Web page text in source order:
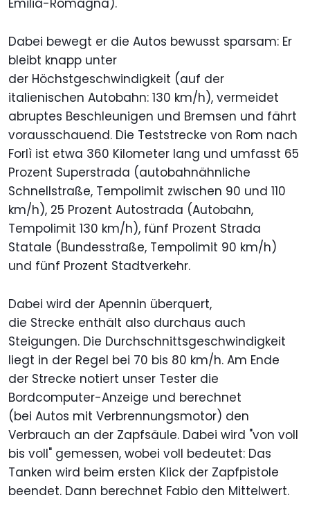
Dabei bewegt er die Autos bewusst sparsam: Er
bleibt knapp unter
der Höchstgeschwindigkeit (auf der
italienischen Autobahn: 130 km/h), vermeidet
abruptes Beschleunigen und Bremsen und fährt
vorausschauend. Die Teststrecke von Rom nach
Forlì ist etwa 360 Kilometer lang und umfasst 65
Prozent Superstrada (autobahnähnliche
Schnellstraße, Tempolimit zwischen 90 und 110
km/h), 25 Prozent Autostrada (Autobahn,
Tempolimit 130 km/h), fünf Prozent Strada
Statale (Bundesstraße, Tempolimit 90 km/h)
und fünf Prozent Stadtverkehr.
Dabei wird der Apennin überquert,
die Strecke enthält also durchaus auch
Steigungen. Die Durchschnittsgeschwindigkeit
liegt in der Regel bei 70 bis 80 km/h. Am Ende
der Strecke notiert unser Tester die
Bordcomputer-Anzeige und berechnet
(bei Autos mit Verbrennungsmotor) den
Verbrauch an der Zapfsäule. Dabei wird "von voll
bis voll" gemessen, wobei voll bedeutet: Das
Tanken wird beim ersten Klick der Zapfpistole
beendet. Dann berechnet Fabio den Mittelwert.